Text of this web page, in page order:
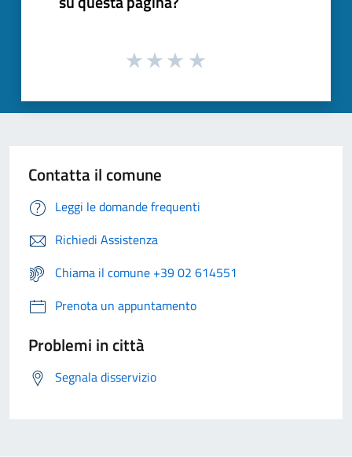
Contatta il comune
Leggi le domande frequenti
Richiedi Assistenza
Chiama il comune +39 02 614551
Prenota un appuntamento
Problemi in città
Segnala disservizio